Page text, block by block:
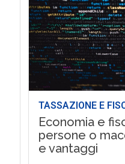
TASSAZIONE E
Economia e
persone o
e vantaggi